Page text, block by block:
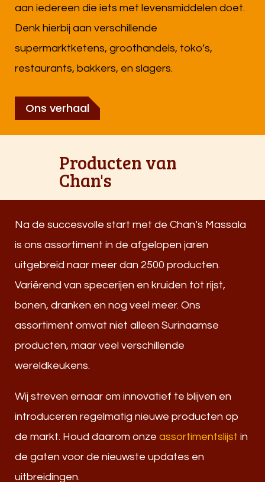
aan iedereen die iets met levensmiddelen doet.
Denk hierbij aan verschillende
supermarktketens, groothandels, toko’s,
restaurants, bakkers, en slagers.
Ons verhaal
Producten van
Chan's
Na de succesvolle start met de Chan’s Massala
is ons assortiment in de afgelopen jaren
uitgebreid naar meer dan 2500 producten.
Variërend van specerijen en kruiden tot rijst,
bonen, dranken en nog veel meer. Ons
assortiment omvat niet alleen Surinaamse
producten, maar veel verschillende
wereldkeukens.
Wij streven ernaar om innovatief te blijven en
introduceren regelmatig nieuwe producten op
de markt. Houd daarom onze assortimentslijst in
de gaten voor de nieuwste updates en
uitbreidingen.